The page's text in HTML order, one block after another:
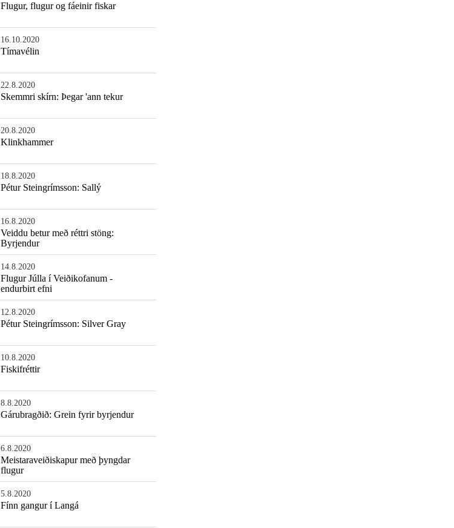
Flugur, flugur og fáeinir fiskar
16.10.2020
Tímavélin
22.8.2020
Skemmri skírn: Þegar 'ann tekur
20.8.2020
Klinkhammer
18.8.2020
Pétur Steingrímsson: Sallý
16.8.2020
Veiddu betur með réttri stöng:
Byrjendur
14.8.2020
Flugur Júlla í Veiðikofanum -
endurbirt efni
12.8.2020
Pétur Steingrímsson: Silver Gray
10.8.2020
Fiskifréttir
8.8.2020
Gárubragðið: Grein fyrir byrjendur
6.8.2020
Meistaraveiðiskapur með þyngdar
flugur
5.8.2020
Fínn gangur í Langá